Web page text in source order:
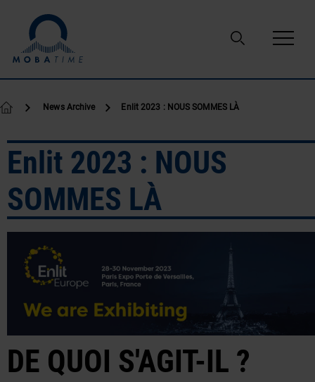
News Archive Enlit 2023 : NOUS SOMMES LÀ
Enlit 2023 : NOUS
SOMMES LÀ
DE QUOI S'AGIT-IL ?